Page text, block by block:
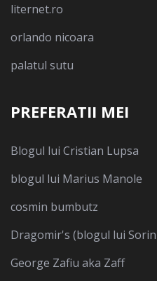
liternet.ro
orlando nicoara
palatul sutu
PREFERATII MEI
Blogul lui Cristian Lupsa
blogul lui Marius Manole
cosmin bumbutz
Dragomir's (blogul lui
George Zafiu aka Zaff